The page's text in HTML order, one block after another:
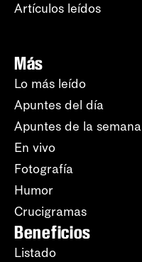
Artículos leídos
Más
Lo más leído
Apuntes del día
Apuntes de la semana
En vivo
Fotografía
Humor
Crucigramas
Beneficios
Listado